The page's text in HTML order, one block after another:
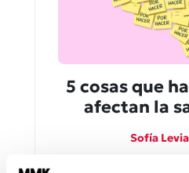
5 cosas que
afectan la
Sofía
A veces importa más